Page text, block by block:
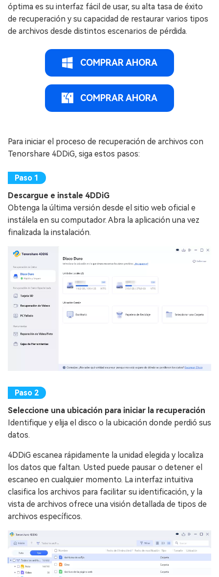
óptima es su interfaz fácil de usar, su alta tasa de éxito
de recuperación y su capacidad de restaurar varios tipos
de archivos desde distintos escenarios de pérdida.
COMPRAR AHORA
COMPRAR AHORA
Para iniciar el proceso de recuperación de archivos con
Tenorshare 4DDiG, siga estos pasos:
Descargue e instale 4DDiG
Obtenga la última versión desde el sitio web oficial e
instálela en su computador. Abra la aplicación una vez
finalizada la instalación.
Seleccione una ubicación para iniciar la recuperación
Identifique y elija el disco o la ubicación donde perdió sus
datos.
4DDiG escanea rápidamente la unidad elegida y localiza
los datos que faltan. Usted puede pausar o detener el
escaneo en cualquier momento. La interfaz intuitiva
clasifica los archivos para facilitar su identificación, y la
vista de archivos ofrece una visión detallada de tipos de
archivos específicos.